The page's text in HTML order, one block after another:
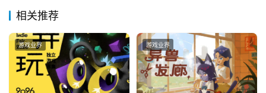
相关推荐
游戏业界 游戏业界